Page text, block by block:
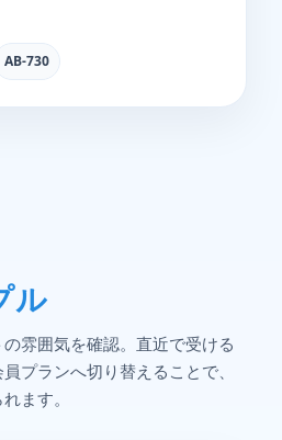
AB-730
ル
雰囲気を確認。直近で受ける
プランへ切り替えることで、
ます。